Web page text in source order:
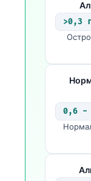
>0,3
0,6 -
Gàidhlig
المغربية
Afrikaans
Монгол
ພາສາລາວ
Cebuano
ئۇيغۇرچە